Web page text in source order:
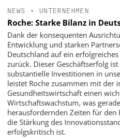
NEWS • UNTERNEHMEN
Roche: Starke Bilanz in
Dank der konsequenten
Entwicklung und starken
Deutschland auf ein
zurück. Dieser Geschäftserfolg
substantielle Investitionen in
leistet Roche zusammen mit der
Gesundheitswirtschaft einen
Wirtschaftswachstum, was
herausfordernden Zeiten für den
die Stärkung des
erfolgskritisch ist.